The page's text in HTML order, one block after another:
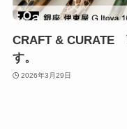
CRAFT & CURATE
す。
2026年3月29日